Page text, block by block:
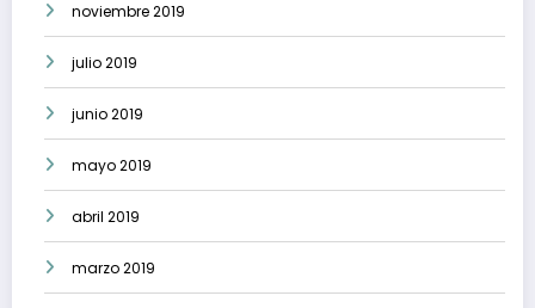
noviembre 2019
julio 2019
junio 2019
mayo 2019
abril 2019
marzo 2019